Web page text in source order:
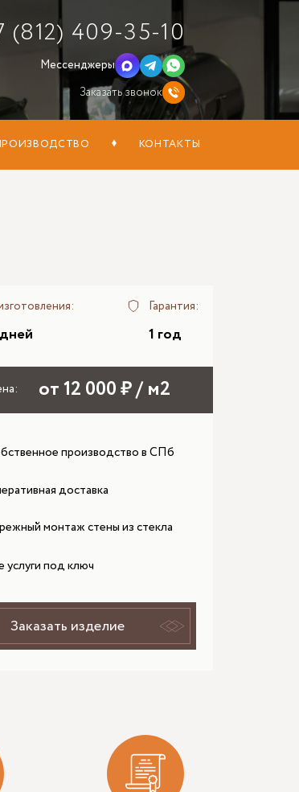
(812) 409-35-10
Мессенджеры
Заказать звонок
КОНТАКТЫ
Гарантия:
1 год
от 12 000 ₽ / м2
производство в СПб
доставка
монтаж стены из стекла
услуги под ключ
Заказать изделие